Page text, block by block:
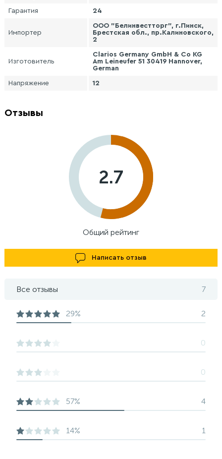
Гарантия 24
Импортер
ООО "Белинвестторг", г.Пинск,
Брестская обл., пр.Калиновского,
2
Изготовитель
Clarios Germany GmbH & Co KG
Am Leineufer 51 30419 Hannover,
German
Напряжение 12
Отзывы
2.7
Общий рейтинг
Написать отзыв
Все отзывы 7
29% 2
0
0
57% 4
14% 1